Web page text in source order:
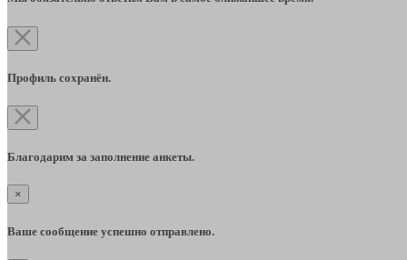
Профиль сохранён.
Благодарим за заполнение анкеты.
×
Ваше сообщение успешно отправлено.